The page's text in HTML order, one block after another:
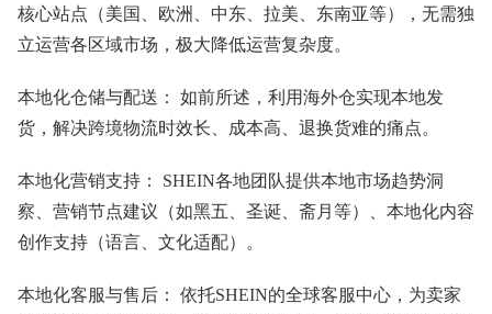
核心站点（美国、欧洲、中东、拉美、东南亚等），无需独
立运营各区域市场，极大降低运营复杂度。
本地化仓储与配送： 如前所述，利用海外仓实现本地发
货，解决跨境物流时效长、成本高、退换货难的痛点。
本地化营销支持： SHEIN各地团队提供本地市场趋势洞
察、营销节点建议（如黑五、圣诞、斋月等）、本地化内容
创作支持（语言、文化适配）。
本地化客服与售后： 依托SHEIN的全球客服中心，为卖家